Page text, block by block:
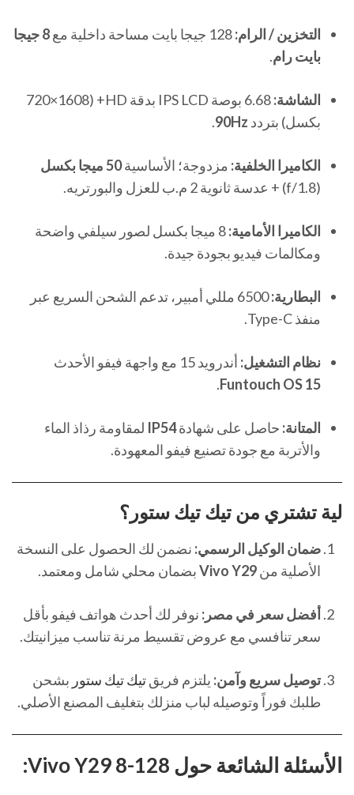
التخزين / الرام:
8 جيجا
بايت رام.
الشاشة:
6.68 بوصة IPS LCD بدقة HD+ (720×1608
بكسل) بتردد 90Hz
.
الكاميرا الخلفية: مزدوجة؛ الأساسية50 ميجا بكسل
(f/1.8) + عدسة ثانوية 2 م.ب للعزل والبورتريه.
الكاميرا الأمامية:
8 ميجا بكسل لصور سيلفي واضحة
ومكالمات فيديو بجودة جيدة.
البطارية:
6500 مللي أمبير، تدعم الشحن السريع عبر
منفذ Type-C.
نظام التشغيل: أندرويد 15 مع واجهة فيفو الأحدث
Funtouch OS 15
.
المتانة: حاصل على شهادةIP54 لمقاومة رذاذ الماء
والأتربة مع جودة تصنيع فيفو المعهودة.
لية تشتري من تيك تيك ستور ؟
ضمان الوكيل الرسمي: نضمن لك الحصول على النسخة
الأصلية منVivo Y29بضمان محلي شامل ومعتمد.
أفضل سعر في مصر: نوفر لك أحدث هواتف فيفو بأقل
سعر تنافسي مع عروض تقسيط مرنة تناسب ميزانيتك.
توصيل سريع وآمن: يلتزم فريقتيك تيك ستور بشحن
طلبك فوراً وتوصيله لباب منزلك بتغليف المصنع الأصلي.
الأسئلة الشائعة حول Vivo Y29 8-128: